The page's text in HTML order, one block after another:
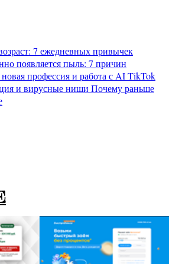
7 ежедневных привычек
появляется пыль: 7 причин
профессия и работа с AITikTok
и вирусные ниши Почему раньше